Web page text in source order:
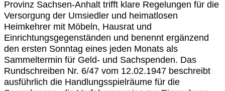
Provinz Sachsen-Anhalt trifft klare Regelungen für die
Versorgung der Umsiedler und heimatlosen
Heimkehrer mit Möbeln, Hausrat und
Einrichtungsgegenständen und benennt ergänzend
den ersten Sonntag eines jeden Monats als
Sammeltermin für Geld- und Sachspenden. Das
Rundschreiben Nr. 6/47 vom 12.02.1947 beschreibt
ausführlich die Handlungsspielräume für die